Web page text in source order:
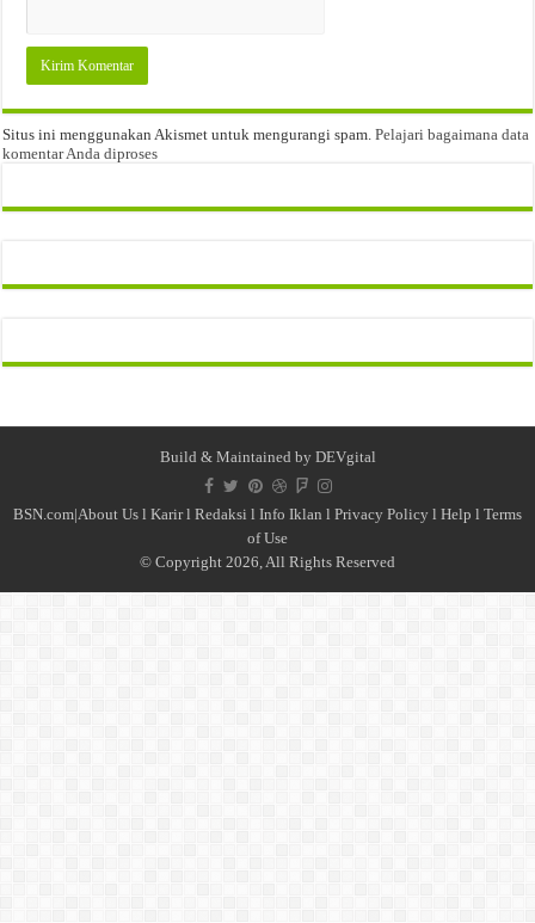
Situs ini menggunakan Akismet untuk mengurangi spam.Pelajari bagaimana data
komentar Anda diproses
Build & Maintained by DEVgital
BSN.com|About Us l Karirl Redaksi l Info Iklan l Privacy Policy l Help l Terms
of Use
© Copyright 2026, All Rights Reserved